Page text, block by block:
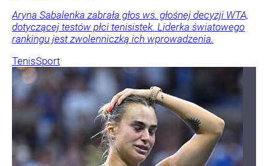
Aryna Sabalenka zabrała głos ws. głośnej decyzji WTA,
dotyczącej testów płci tenisistek. Liderka światowego
rankingu jest zwolenniczką ich wprowadzenia.
TenisSport